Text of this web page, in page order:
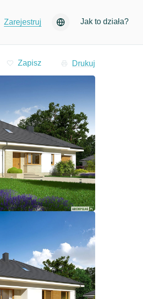
Zarejestruj Jak to działa?
Drukuj